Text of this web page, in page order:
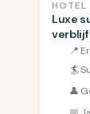
HOTEL
Luxe
verblijf
📍
🏄
👤